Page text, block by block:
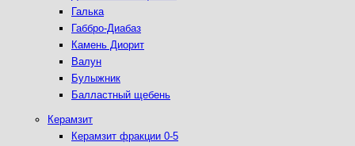
Галька
Габбро-Диабаз
Камень Диорит
Валун
Булыжник
Балластный щебень
Керамзит
Керамзит фракции 0-5